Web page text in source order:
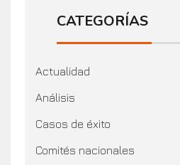
CATEGORÍAS
Actualidad
Análisis
Casos de éxito
Comités nacionales